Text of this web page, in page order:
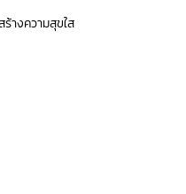
างความสุขใส